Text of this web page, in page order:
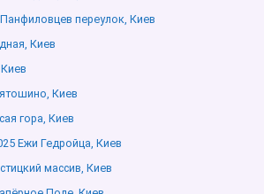
переулок, Киев
Киев
Киев
гора, Киев
Ежи Гедройца, Киев
массив, Киев